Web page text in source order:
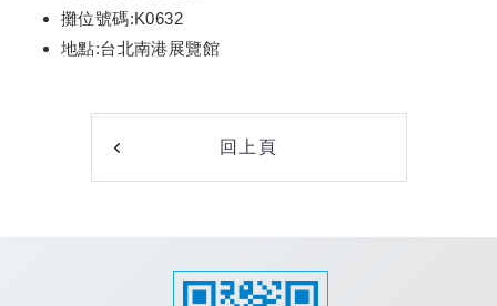
攤位號碼:K0632
地點:台北南港展覽館
回上頁